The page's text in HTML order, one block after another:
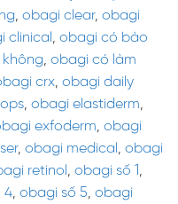
, obagi clear, obagi
clinical , obagi có bào
, obagi có làm
crx, obagi daily
, obagi elastiderm,
exfoderm, obagi
, obagi medical , obagi
retinol , obagi số 1,
4, obagi số 5, obagi